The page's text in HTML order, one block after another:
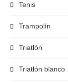
Tenis
Trampolín
Triatlón
Triatlón blanco